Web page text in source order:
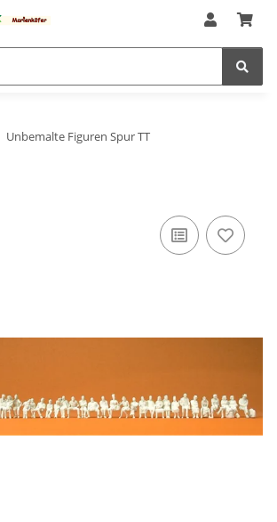
Unbemalte Figuren Spur TT